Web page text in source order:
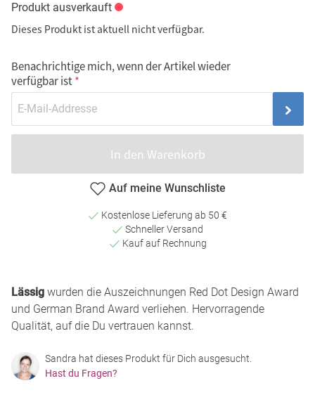
Produkt ausverkauft
Dieses Produkt ist aktuell nicht verfügbar.
Benachrichtige mich, wenn der Artikel wieder
verfügbar ist
In den Warenkorb
Auf meine Wunschliste
Kostenlose Lieferung ab 50 €
Schneller Versand
Kauf auf Rechnung
Lässig wurden die Auszeichnungen Red Dot Design Award
und German Brand Award verliehen. Hervorragende
Qualität, auf die Du vertrauen kannst.
Sandra hat dieses Produkt für Dich ausgesucht.
Hast du Fragen?